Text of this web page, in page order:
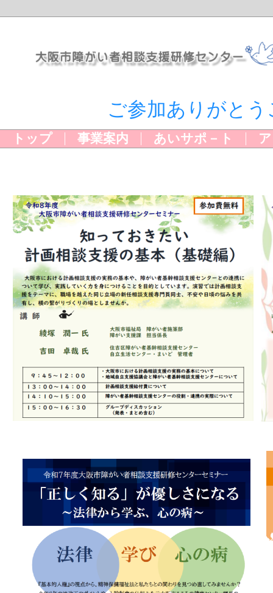
ご参加ありがと
トップ 事業案内 あいサポ－ト